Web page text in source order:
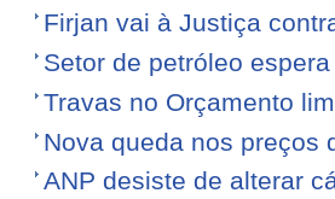
Firjan vai à Justiça
Setor de petróleo
Travas no Orçamento
Nova queda nos preços
ANP desiste de alterar